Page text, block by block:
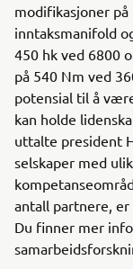
modifikasjoner
inntaksmanifold
450 hk ved 6800
på 540 Nm ved
potensial til å
kan holde
uttalte president
selskaper med
antall partnere,
Du finner mer